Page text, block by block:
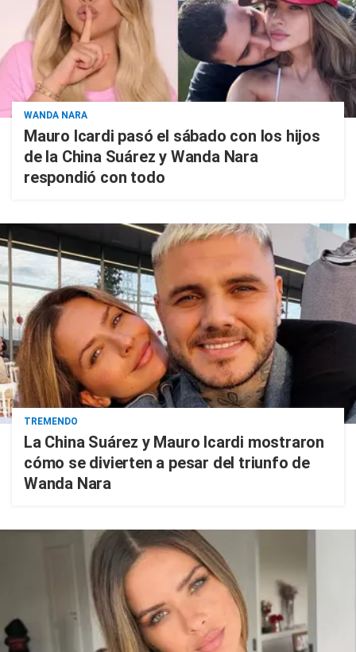
WANDA NARA
Mauro Icardi pasó el sábado con los hijos
de la China Suárez y Wanda Nara
respondió con todo
TREMENDO
La China Suárez y Mauro Icardi mostraron
cómo se divierten a pesar del triunfo de
Wanda Nara